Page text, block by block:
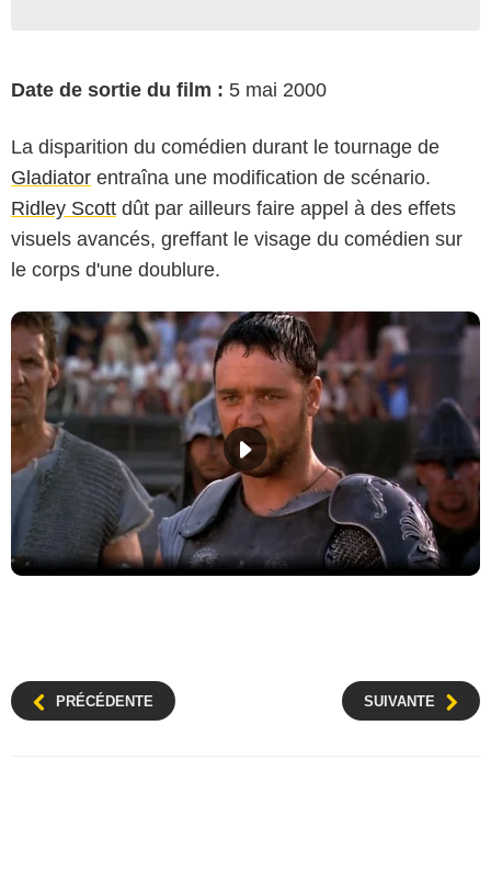
Date de sortie du film : 5 mai 2000
La disparition du comédien durant le tournage de
Gladiator entraîna une modification de scénario.
Ridley Scott dût par ailleurs faire appel à des effets
visuels avancés, greffant le visage du comédien sur
le corps d'une doublure.
PRÉCÉDENTE SUIVANTE